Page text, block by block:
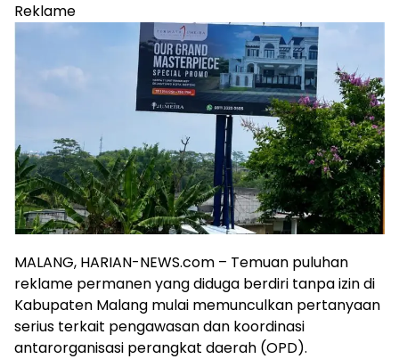
Reklame
MALANG, HARIAN-NEWS.com – Temuan puluhan
reklame permanen yang diduga berdiri tanpa izin di
Kabupaten Malang mulai memunculkan pertanyaan
serius terkait pengawasan dan koordinasi
antarorganisasi perangkat daerah (OPD).